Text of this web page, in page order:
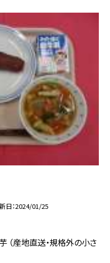
日 2024/01/25
（産地直送・規格外の小さ